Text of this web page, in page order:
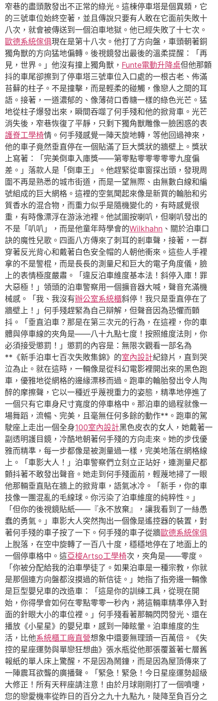
窄巷的盡頭散發出不正常的綠光。這棟停車塔是個異類，它
的三號車位始終空著，並且傳說只要有人敢在它面前失敗十
八次，就會被傳送到一個泊車地獄。他已經失敗了十七次。
歐德系統傢俱現在是第十八次。他打了方向盤，車頭朝著銅
獨角獸的方向猛地偏轉。後視鏡發出最後的溫柔提醒：「再
見，世界。」他沒有撞上獨角獸， Funte電動升降桌但他那顫
抖的車尾卻擦到了停車塔三號車位入口處的一根古老、佈滿
苔蘚的柱子。不是撞擊，而是輕柔的碰觸，像戀人之間的耳
語。接著，一道濃郁的、像薄荷口香糖一樣的綠色光芒。猛
地從柱子爆發出來，瞬間吞噬了何手殘和他的掀背車。光芒
消失後，窄巷恢復了平靜，只剩下獨角獸雕像一臉困惑的表
護脊工學椅情。何手殘感覺一陣天旋地轉，等他回過神來，
他的車子竟然垂直停在一個貼滿了巨大獎狀的牆壁上。獎狀
上寫著：「完美倒車入庫獎——第零點零零零零零九度偏
差。」落款人是「倒車王」。他趕緊從車窗探出頭，發現周
圍不再是熟悉的城市街道，而是一望無際、由無數白線和編
號組成的巨大網格。這裡的空氣聞起來像是新買的輪胎和劣
質香水的混合物，而重力似乎是隨機變化的，有時感覺很
重，有時像漂浮在游泳池裡。他試圖按喇叭，但喇叭發出的
不是「叭叭」，而是他童年時學會的Wilkhahn 、關於泊車口
訣的魔性兒歌。四面八方傳來了刺耳的剎車聲，接著，一群
穿著反光背心和戴著白色安全帽的人朝他衝來。這些人手裡
拿的不是警棍，而是長長的測量尺和巨大的電子角度儀，臉
上的表情極度嚴肅。「違反泊車維度基本法！斜停入庫！罪
大惡極！」領頭的泊車警察用一個擴音器大喊，聲音充滿機
械感。「我、我沒有辦公室系統櫃斜停！我只是垂直停在了
牆壁上！」何手殘趕緊為自己辯解，但聲音因為恐懼而顫
抖。「垂直泊車？那是在第三次元的行為，在這裡，你的車
體與停車線的夾角是——八十九點七度！按照維度法則，你
必須接受懲罰！」懲罰的內容是：無限次觀看一部名為
**《新手泊車七百次失敗集錦》的室內設計紀錄片，直到哭
泣為止。就在這時，一輛像是從科幻電影裡開出來的黑色跑
車，優雅地從網格的邊緣漂移而過。跑車的輪胎發出令人陶
醉的摩擦聲，它以一種近乎蔑視重力的姿態，精準地停進了
一個只有它車身尺寸寬度的停車格中。那泊車的過程就像一
場舞蹈，流暢、完美，且毫無任何多餘的動作**。跑車的駕
駛座上走出一個全身100室內設計黑色皮衣的女人，她戴著一
副透明護目鏡，冷酷地朝著何手殘的方向走來。她的步伐優
雅而精準，每一步都像是被測量過一樣，完美地落在網格線
上。「車影大人！」泊車警察們立刻立正站好，連測量尺都
顫抖著不敢發出聲音。她走到何手殘面前，輕蔑地掃了一眼
他那輛垂直貼在牆上的掀背車，語氣冰冷。「新手，你的車
技像一團混亂的毛線球。你污染了泊車維度的純粹性。」
「但你的後視鏡貼紙——『永不放棄』，讓我看到了一絲愚
蠢的勇氣。」車影大人突然掏出一個像是遙控器的裝置，對
著何手殘的車子按了一下。何手殘的車子從牆歐德系統傢俱
上脫落，在空中旋轉了一百八十度，穩穩地停在了地面上的
一個停車格中。這亞梭Artso工學椅次，夾角是——零度。
「你被分配給我的泊車學徒了。如果泊車是一種宗教，你就
是那個連方向盤都沒摸過的新信徒。」她指了指旁邊一輛像
是巨型嬰兒車的改造車：「這是你的訓練工具，從現在開
始，你得學會如何在零點零零一秒內，將這輛車精準停入對
面的針眼大小的車位裡。」何手殘看著那輛閃閃發光、還在
播放《小星星》的嬰兒車，感到一陣眩暈。泊車維度的生
活，比他系統櫃工廠直營想象中還要無理頭一百萬倍。《失
控的星座運勢與單戀狂想曲》張水瓶從他那張覆蓋著七層舊
報紙的單人床上驚醒，不是因為鬧鐘，而是因為屋頂傳來了
一陣震耳欲聾的廣播聲。「緊急！緊急！今日星座運勢超級
大修正！所有天秤座請注意！由於月球剛剛打了一個噴嚏，
您的戀愛機率從昨日的百分之九十九點九，陡降至負百分之